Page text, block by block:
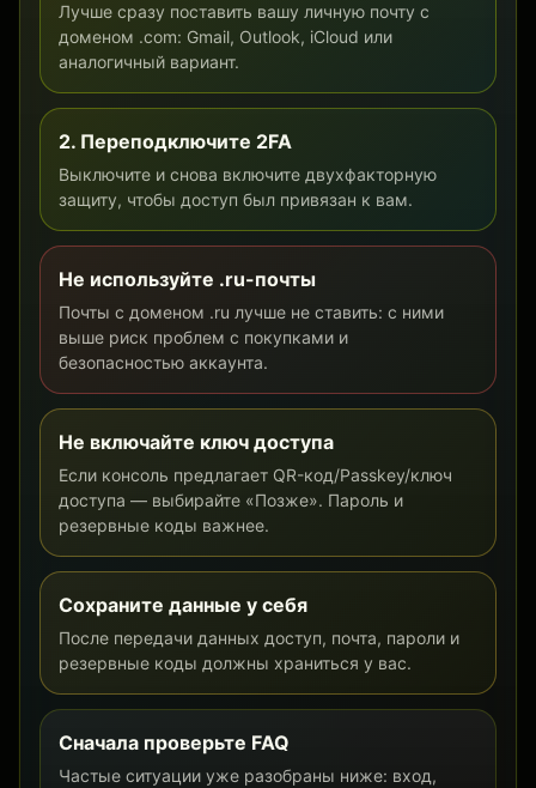
Лучше сразу поставить вашу личную почту с
доменом .com: Gmail, Outlook, iCloud или
аналогичный вариант.
2. Переподключите 2FA
Выключите и снова включите двухфакторную
защиту, чтобы доступ был привязан к вам.
Не используйте .ru-почты
Почты с доменом .ru лучше не ставить: с ними
выше риск проблем с покупками и
безопасностью аккаунта.
Не включайте ключ доступа
Если консоль предлагает QR-код/Passkey/ключ
доступа — выбирайте «Позже». Пароль и
резервные коды важнее.
Сохраните данные у себя
После передачи данных доступ, почта, пароли и
резервные коды должны храниться у вас.
Сначала проверьте FAQ
Частые ситуации уже разобраны ниже: вход,